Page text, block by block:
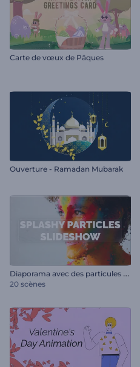
Carte de vœux de Pâques
Ouverture - Ramadan Mubarak
D
iaporama avec des particules éclaboussantes
20 scènes